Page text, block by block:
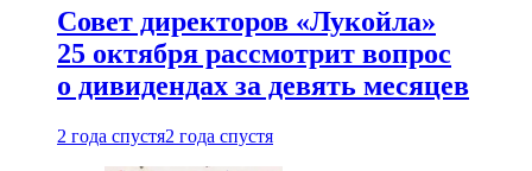
Совет директоров «Лукойла»
25 октября рассмотрит вопрос
о дивидендах за девять месяцев
2 года спустя2 года спустя